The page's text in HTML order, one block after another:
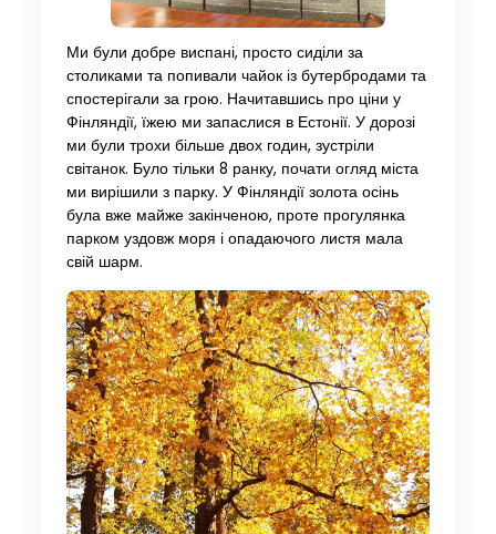
Ми були добре виспані, просто сиділи за
столиками та попивали чайок із бутербродами та
спостерігали за грою. Начитавшись про ціни у
Фінляндії, їжею ми запаслися в Естонії. У дорозі
ми були трохи більше двох годин, зустріли
світанок. Було тільки 8 ранку, почати огляд міста
ми вирішили з парку. У Фінляндії золота осінь
була вже майже закінченою, проте прогулянка
парком уздовж моря і опадаючого листя мала
свій шарм.